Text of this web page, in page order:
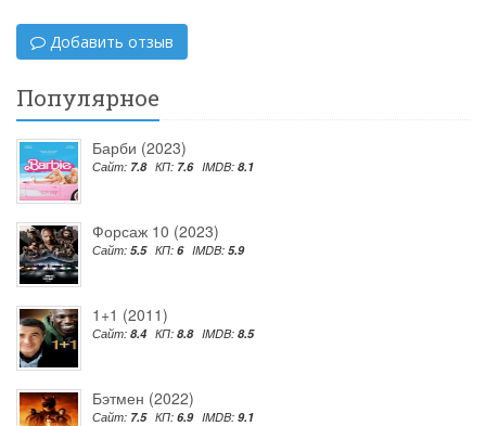
Добавить отзыв
Популярное
Барби (2023)
Сайт: 7.8 КП: 7.6 IMDB: 8.1
Форсаж 10 (2023)
Сайт: 5.5 КП: 6 IMDB: 5.9
1+1 (2011)
Сайт: 8.4 КП: 8.8 IMDB: 8.5
Бэтмен (2022)
Сайт: 7.5 КП: 6.9 IMDB: 9.1